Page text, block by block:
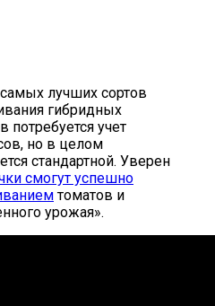
лучших сортов
гибридных
учет
но в целом
стандартной. Уверен
смогут успешно
томатов и
урожая».